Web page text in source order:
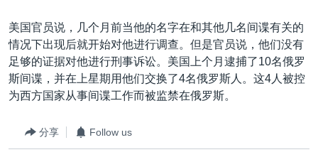
跳
转
到
检
欧洲
非洲
美洲
科教·文娱·体健
军事
劳工
白宫要闻
国会报道
美中关系
埃博拉疫情
VOA视频
VOA今日焦点
中文广播
美国官员说，几个月前当他的名字在和其他几名间谍有关的
情况下出现后就开始对他进行调查。但是官员说，他们没有
足够的证据对他进行刑事诉讼。美国上个月逮捕了10名俄罗
斯间谍，并在上星期用他们交换了4名俄罗斯人。这4人被控
为西方国家从事间谍工作而被监禁在俄罗斯。
分享 Follow us